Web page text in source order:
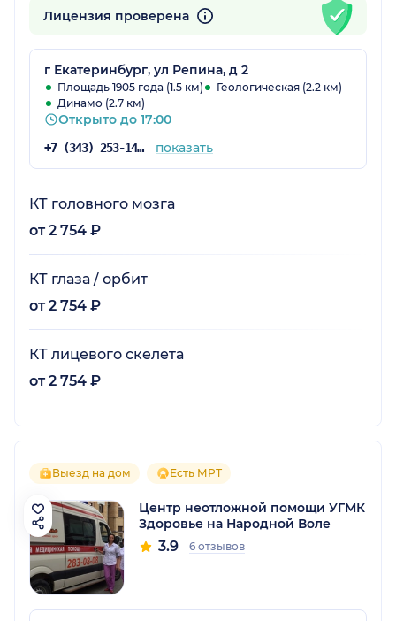
Лицензия проверена
г Екатеринбург, ул Репина, д 2
Площадь 1905 года (1.5 км)
Геологическая (2.2 км)
Динамо (2.7 км)
Открыто до 17:00
+7 (343) 253-14-73 показать
КТ головного мозга
от 2 754 ₽
КТ глаза / орбит
от 2 754 ₽
КТ лицевого скелета
от 2 754 ₽
Выезд на дом Есть МРТ
Центр неотложной помощи УГМК
Здоровье на Народной Воле
3.9 6 отзывов